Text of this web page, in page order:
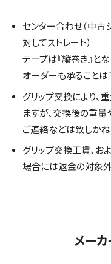
センター合わせ（中古
対してストレート）
テープは『縦巻き』と
オーダーも承ることは
グリップ交換により、
ますが、交換後の重量
ご連絡などは致しかね
グリップ交換工賃、お
場合には返金の対象外
メー